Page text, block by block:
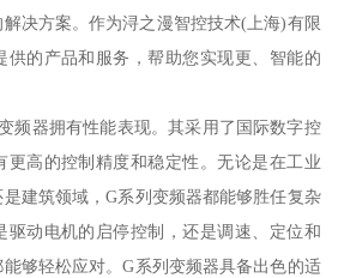
决方案。作为浔之漫智控技术(上海)有限
供的产品和服务，帮助您实现更、智能的
拥有性能表现。其采用了国际数字控
更高的控制精度和稳定性。无论是在工业
建筑领域，G系列变频器都能够胜任复杂
驱动电机的启停控制，还是调速、定位和
够轻松应对。G系列变频器具备出色的适